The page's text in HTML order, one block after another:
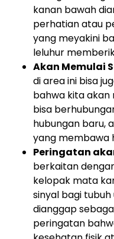
kanan bawah
perhatian atau
yang meyakini
leluhur
Akan Memulai
di area ini bisa
bahwa kita akan
bisa
hubungan baru,
yang membawa
Peringatan
berkaitan
kelopak mata
sinyal bagi
dianggap
peringatan